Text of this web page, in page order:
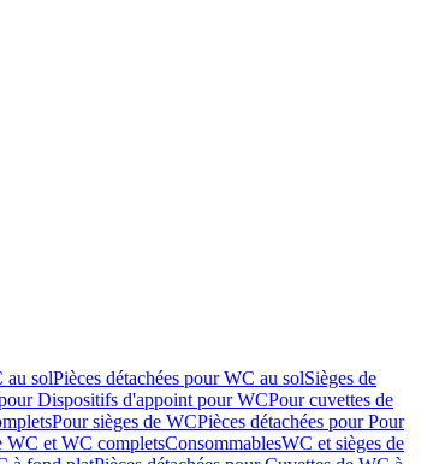
au solPièces détachées pour WC au solSièges de
Dispositifs d'appoint pour WCPour cuvettes de
Pour sièges de WCPièces détachées pour Pour
WC et WC completsConsommablesWC et sièges de